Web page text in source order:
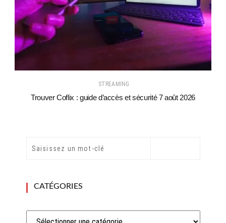
STREAMING
Trouver Coflix : guide d’accès et sécurité 7 août 2026
CATÉGORIES